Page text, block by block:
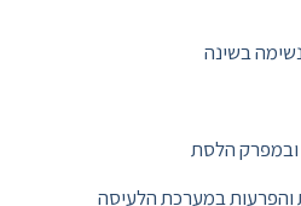
בשינה
הלסת
במערכת הלעיסה